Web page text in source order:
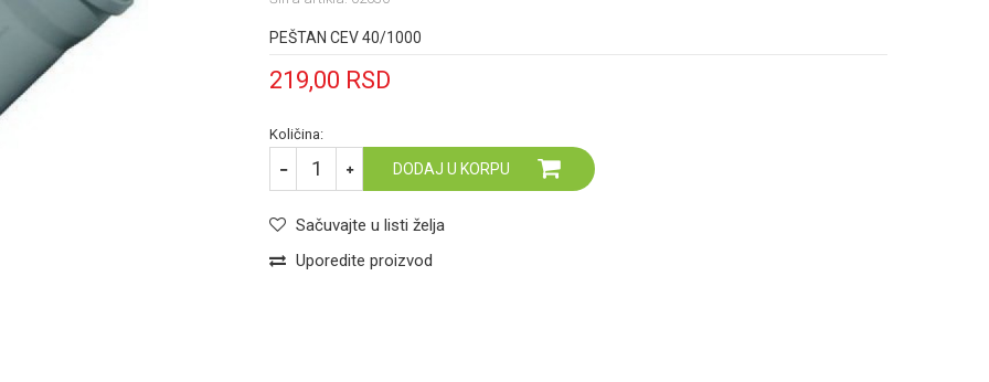
PEŠTAN CEV 40/1000
219,00 RSD
Količina:
DODAJ U KORPU
Sačuvajte u listi želja
Uporedite proizvod